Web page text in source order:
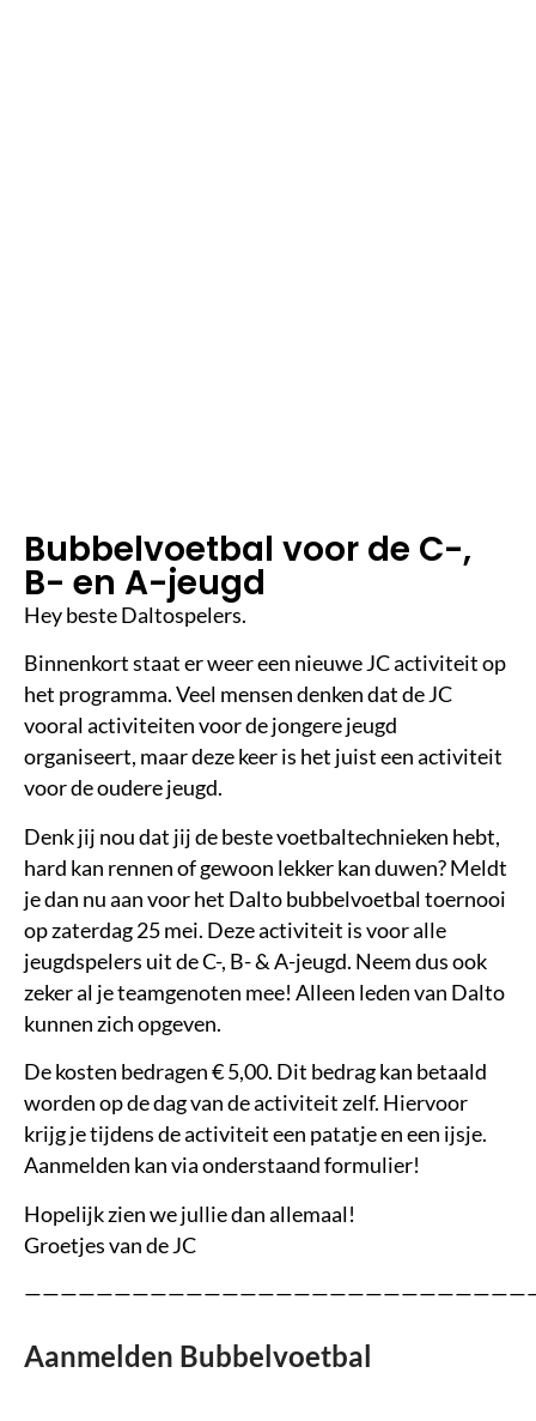
Bubbelvoetbal voor de C-,
B- en A-jeugd
Hey beste Daltospelers.
Binnenkort staat er weer een nieuwe JC activiteit op
het programma. Veel mensen denken dat de JC
vooral activiteiten voor de jongere jeugd
organiseert, maar deze keer is het juist een activiteit
voor de oudere jeugd.
Denk jij nou dat jij de beste voetbaltechnieken hebt,
hard kan rennen of gewoon lekker kan duwen? Meldt
je dan nu aan voor het Dalto bubbelvoetbal toernooi
op zaterdag 25 mei. Deze activiteit is voor alle
jeugdspelers uit de C-, B- & A-jeugd. Neem dus ook
zeker al je teamgenoten mee! Alleen leden van Dalto
kunnen zich opgeven.
De kosten bedragen € 5,00. Dit bedrag kan betaald
worden op de dag van de activiteit zelf. Hiervoor
krijg je tijdens de activiteit een patatje en een ijsje.
Aanmelden kan via onderstaand formulier!
Hopelijk zien we jullie dan allemaal!
Groetjes van de JC
Aanmelden Bubbelvoetbal